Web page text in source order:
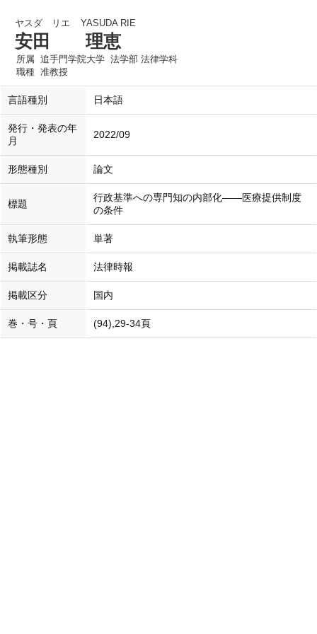
ヤスダ リエ YASUDA RIE
安田 理恵
所属 追手門学院大学 法学部 法律学科
職種 准教授
言語種別 日本語
発行・発表の年
月
2022/09
形態種別 論文
標題
行政基準への専門知の内部化――医療提供制度
の条件
執筆形態 単著
掲載誌名 法律時報
掲載区分 国内
巻・号・頁 (94),29-34頁